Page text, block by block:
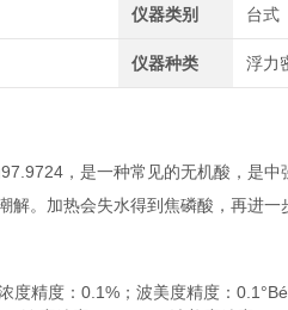
仪器类别 台式
仪器种类 浮力
，是一种常见的无机酸，是
解。加热会失水得到焦磷酸，再进
度精度：0.1%；波美度精度：